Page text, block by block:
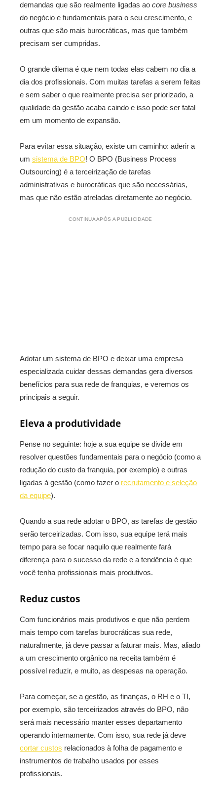
demandas que são realmente ligadas ao core business
do negócio e fundamentais para o seu crescimento, e
outras que são mais burocráticas, mas que também
precisam ser cumpridas.
O grande dilema é que nem todas elas cabem no dia a
dia dos profissionais. Com muitas tarefas a serem feitas
e sem saber o que realmente precisa ser priorizado, a
qualidade da gestão acaba caindo e isso pode ser fatal
em um momento de expansão.
Para evitar essa situação, existe um caminho: aderir a
um sistema de BPO! O BPO (Business Process
Outsourcing) é a terceirização de tarefas
administrativas e burocráticas que são necessárias,
mas que não estão atreladas diretamente ao negócio.
CONTINUA APÓS A PUBLICIDADE
Adotar um sistema de BPO e deixar uma empresa
especializada cuidar dessas demandas gera diversos
benefícios para sua rede de franquias, e veremos os
principais a seguir.
Eleva a produtividade
Pense no seguinte: hoje a sua equipe se divide em
resolver questões fundamentais para o negócio (como a
redução do custo da franquia, por exemplo) e outras
ligadas à gestão (como fazer o recrutamento e seleção
da equipe).
Quando a sua rede adotar o BPO, as tarefas de gestão
serão terceirizadas. Com isso, sua equipe terá mais
tempo para se focar naquilo que realmente fará
diferença para o sucesso da rede e a tendência é que
você tenha profissionais mais produtivos.
Reduz custos
Com funcionários mais produtivos e que não perdem
mais tempo com tarefas burocráticas sua rede,
naturalmente, já deve passar a faturar mais. Mas, aliado
a um crescimento orgânico na receita também é
possível reduzir, e muito, as despesas na operação.
Para começar, se a gestão, as finanças, o RH e o TI,
por exemplo, são terceirizados através do BPO, não
será mais necessário manter esses departamento
operando internamente. Com isso, sua rede já deve
cortar custos relacionados à folha de pagamento e
instrumentos de trabalho usados por esses
profissionais.